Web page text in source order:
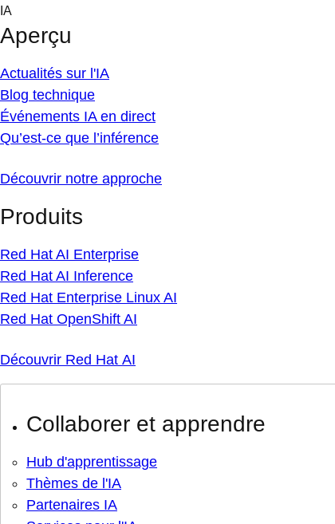
Skip
content
IA
Aperçu
Actualités sur l'IA
Blog technique
Événements IA en direct
Qu’est-ce que l’inférence
Découvrir notre approche
Produits
Red Hat AI Enterprise
Red Hat AI Inference
Red Hat Enterprise Linux AI
Red Hat OpenShift AI
Découvrir Red Hat AI
Collaborer et apprendre
Hub d'apprentissage
Thèmes de l'IA
Partenaires IA